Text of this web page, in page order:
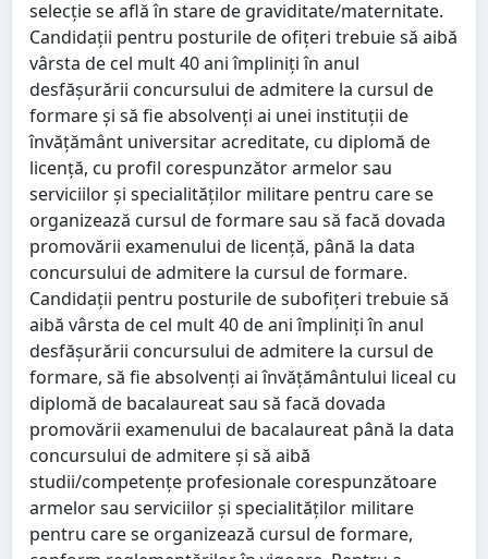
selecţie se află în stare de graviditate/maternitate.
Candidaţii pentru posturile de ofiţeri trebuie să aibă
vârsta de cel mult 40 ani împliniţi în anul
desfăşurării concursului de admitere la cursul de
formare şi să fie absolvenţi ai unei instituţii de
învăţământ universitar acreditate, cu diplomă de
licenţă, cu profil corespunzător armelor sau
serviciilor şi specialităţilor militare pentru care se
organizează cursul de formare sau să facă dovada
promovării examenului de licenţă, până la data
concursului de admitere la cursul de formare.
Candidaţii pentru posturile de subofiţeri trebuie să
aibă vârsta de cel mult 40 de ani împliniţi în anul
desfăşurării concursului de admitere la cursul de
formare, să fie absolvenţi ai învăţământului liceal cu
diplomă de bacalaureat sau să facă dovada
promovării examenului de bacalaureat până la data
concursului de admitere şi să aibă
studii/competenţe profesionale corespunzătoare
armelor sau serviciilor şi specialităţilor militare
pentru care se organizează cursul de formare,